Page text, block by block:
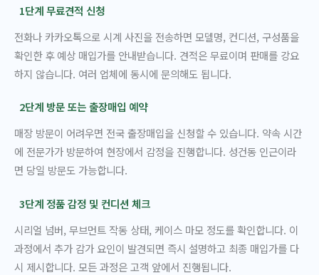
1단계 무료견적 신청
전화나 카카오톡으로 시계 사진을 전송하면 모델명, 컨디션, 구성품을
확인한 후 예상 매입가를 안내받습니다. 견적은 무료이며 판매를 강요
하지 않습니다. 여러 업체에 동시에 문의해도 됩니다.
2단계 방문 또는 출장매입 예약
매장 방문이 어려우면 전국 출장매입을 신청할 수 있습니다. 약속 시간
에 전문가가 방문하여 현장에서 감정을 진행합니다. 성건동 인근이라
면 당일 방문도 가능합니다.
3단계 정품 감정 및 컨디션 체크
시리얼 넘버, 무브먼트 작동 상태, 케이스 마모 정도를 확인합니다. 이
과정에서 추가 감가 요인이 발견되면 즉시 설명하고 최종 매입가를 다
시 제시합니다. 모든 과정은 고객 앞에서 진행됩니다.